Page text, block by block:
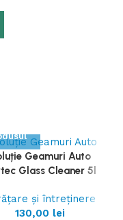
Geamuri Auto
Glass Cleaner 5l
și întreținere
130,00 lei